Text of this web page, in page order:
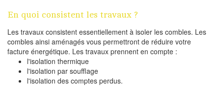
En quoi consistent les travaux ?
Les travaux consistent essentiellement à isoler les combles. Les
combles ainsi aménagés vous permettront de réduire votre
facture énergétique. Les travaux prennent en compte :
l'isolation thermique
l'isolation par soufflage
l'isolation des comptes perdus.